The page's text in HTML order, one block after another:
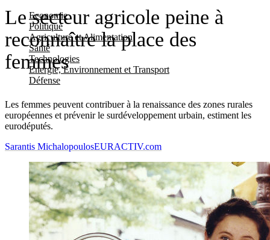
Economie
Politique
Agriculture et Alimentation
Santé
Technologies
Energie, Environnement et Transport
Défense
Le secteur agricole peine à
reconnaître la place des
femmes
Les femmes peuvent contribuer à la renaissance des zones rurales
européennes et prévenir le surdéveloppement urbain, estiment les
eurodéputés.
Sarantis MichalopoulosEURACTIV.com